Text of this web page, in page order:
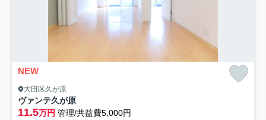
NEW
大田区久が原
ヴァンテ久が原
11.5万円 管理/共益費5,000円